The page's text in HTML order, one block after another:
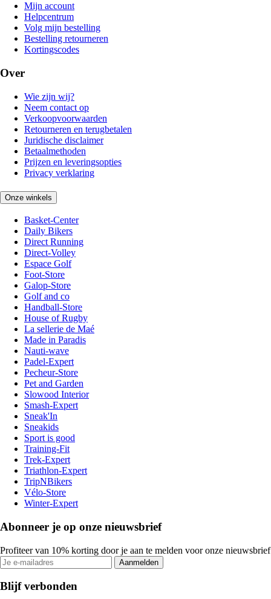
Mijn account
Helpcentrum
Volg mijn bestelling
Bestelling retourneren
Kortingscodes
Over
Wie zijn wij?
Neem contact op
Verkoopvoorwaarden
Retourneren en terugbetalen
Juridische disclaimer
Betaalmethoden
Prijzen en leveringsopties
Privacy verklaring
Onze winkels
Basket-Center
Daily Bikers
Direct Running
Direct-Volley
Espace Golf
Foot-Store
Galop-Store
Golf and co
Handball-Store
House of Rugby
La sellerie de Maé
Made in Paradis
Nauti-wave
Padel-Expert
Pecheur-Store
Pet and Garden
Slowood Interior
Smash-Expert
Sneak'In
Sneakids
Sport is good
Training-Fit
Trek-Expert
Triathlon-Expert
TripNBikers
Vélo-Store
Winter-Expert
Abonneer je op onze nieuwsbrief
Profiteer van 10% korting door je aan te melden voor onze nieuwsbrief
Aanmelden
Blijf verbonden